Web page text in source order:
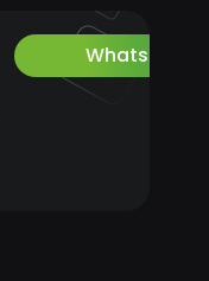
Whatsapp